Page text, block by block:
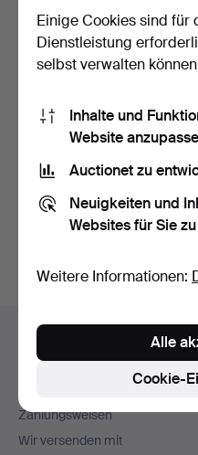
BELLS OLD SCOTCH
WHISKY ARTHUR BELL &
SONS…
1 Tag
41 USD
Sie können auch in
suchen.
Fußzeilen-
Kontakt mit dem Support
Zahlungsweisen
Wir versenden mit
Einige Cookies sind für
Dienstleistung
selbst verwalten
Inhalte und
Website
Auctionet zu
Neuigkeiten und
Websites für Sie
Weitere Informationen:
Cookie-
Alle